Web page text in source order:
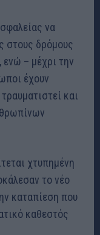
να
στους δρόμους
ενώ – μέχρι την
έχουν
και
χτυπημένη
το νέο
καταπίεση που
καθεστός